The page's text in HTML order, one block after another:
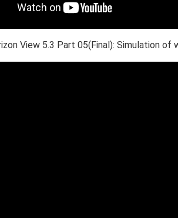
View 5.3 Part 05(Final): Simulation of